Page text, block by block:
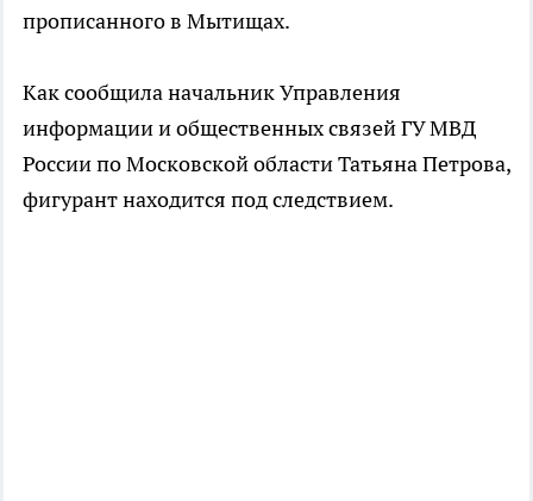
прописанного в Мытищах.
Как сообщила начальник Управления
информации и общественных связей ГУ МВД
России по Московской области Татьяна Петрова,
фигурант находится под следствием.